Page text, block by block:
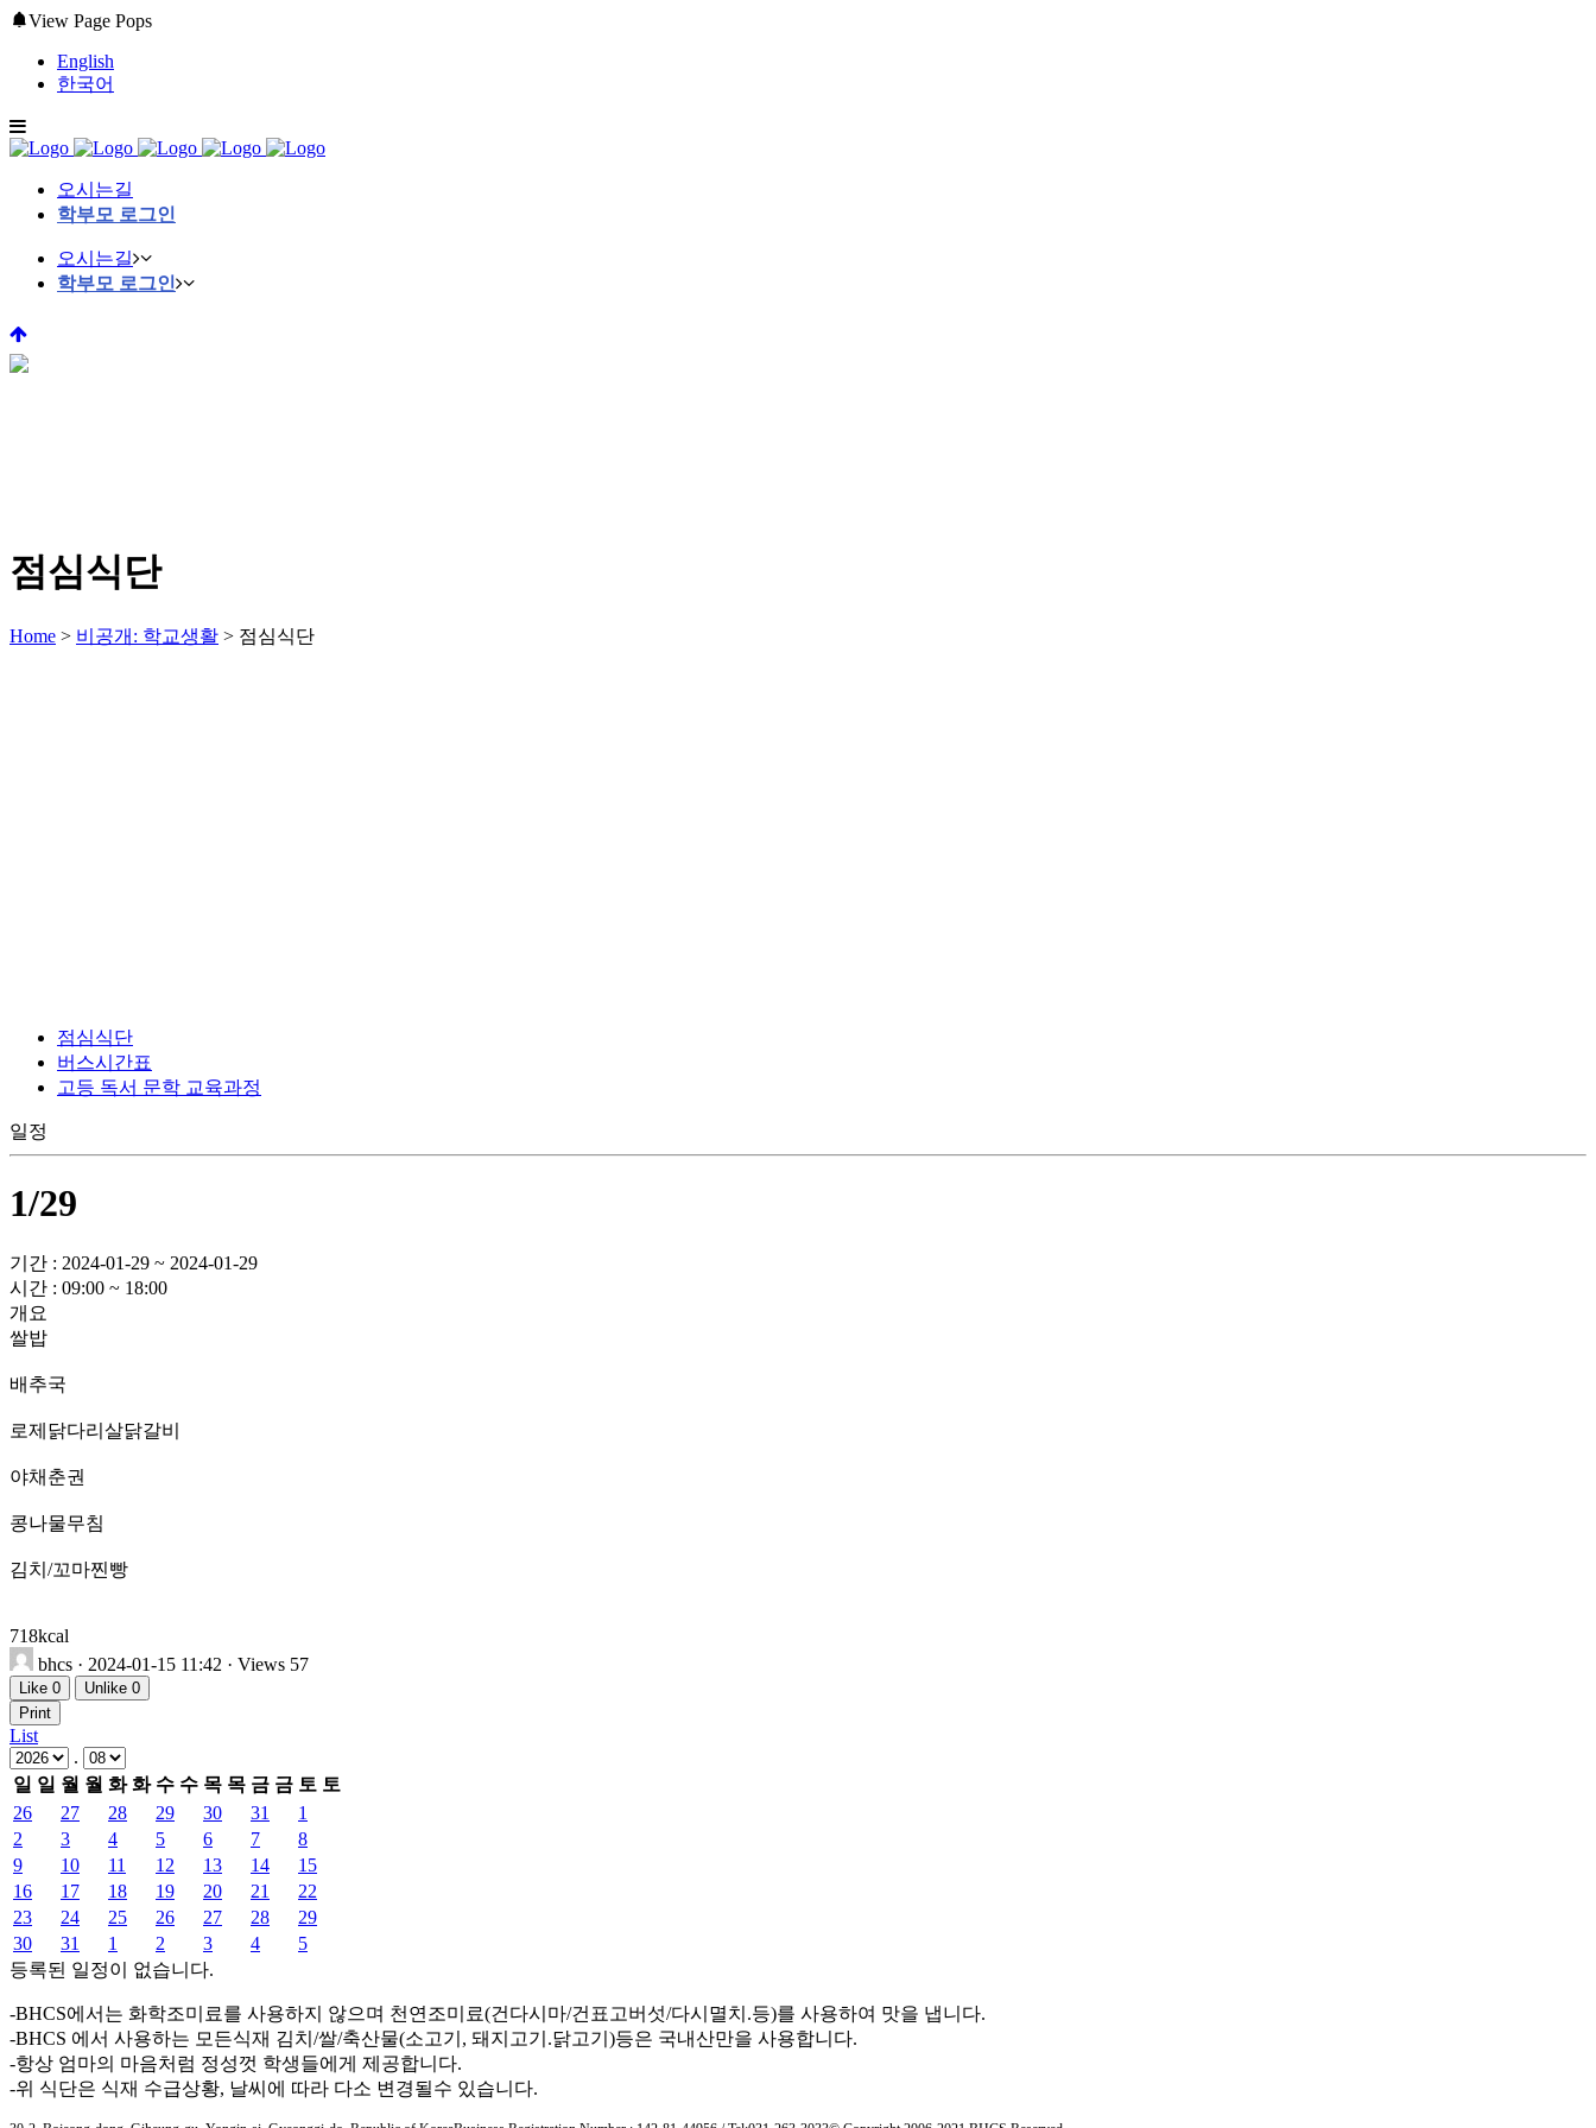
View Page Pops
English
한국어
오시는길
학부모 로그인
오시는길
학부모 로그인
점심식단
Home > 비공개: 학교생활 > 점심식단
점심식단
버스시간표
고등 독서 문학 교육과정
일정
1/29
기간 : 2024-01-29 ~ 2024-01-29
시간 : 09:00 ~ 18:00
개요
쌀밥
배추국
로제닭다리살닭갈비
야채춘권
콩나물무침
김치/꼬마찐빵
718kcal
bhcs · 2024-01-15 11:42 · Views 57
Like 0 Unlike 0
Print
List
.
일 일 월 월 화 화 수 수 목 목 금 금 토 토
26
27 28 29 30 31
1
2
3 4 5 6 7
8
9
10 11 12 13 14
15
16
17 18 19 20 21
22
23
24 25 26 27 28
29
30
31 1 2 3 4
5
등록된 일정이 없습니다.
-BHCS에서는 화학조미료를 사용하지 않으며 천연조미료(건다시마/건표고버섯/다시멸치.등)를 사용하여 맛을 냅니다.
-BHCS 에서 사용하는 모든식재 김치/쌀/축산물(소고기, 돼지고기.닭고기)등은 국내산만을 사용합니다.
-항상 엄마의 마음처럼 정성껏 학생들에게 제공합니다.
-위 식단은 식재 수급상황, 날씨에 따라 다소 변경될수 있습니다.